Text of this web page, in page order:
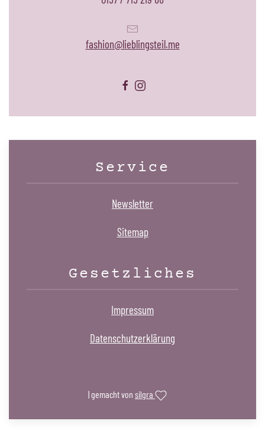
fashion@lieblingsteil.me
Service
Newsletter
Sitemap
Gesetzliches
Impressum
Datenschutzerklärung
| gemacht von silgra